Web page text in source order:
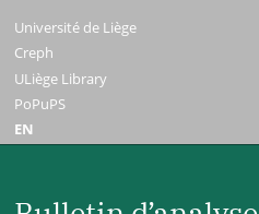
Université de Liège
Creph
ULiège Library
PoPuPS
EN